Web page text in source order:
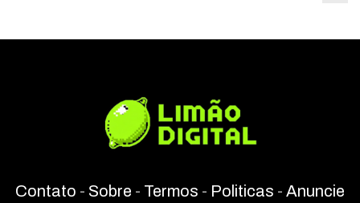
Contato - Sobre - Termos - Politicas - Anuncie